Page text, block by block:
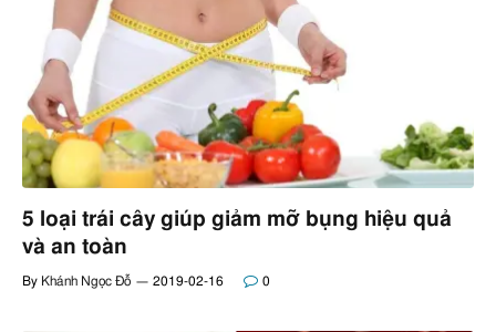
5 loại trái cây giúp giảm mỡ bụng hiệu quả
và an toàn
By Khánh Ngọc Đỗ 2019-02-16 0